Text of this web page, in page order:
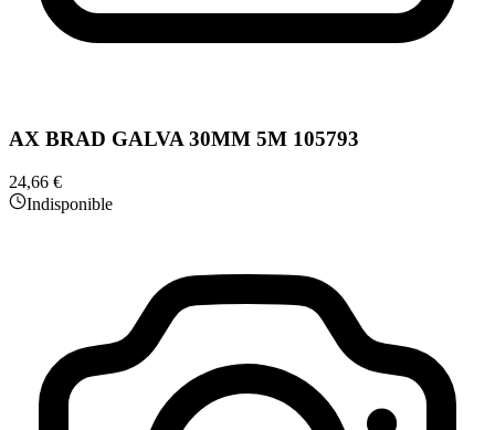
AX BRAD GALVA 30MM 5M 105793
24,66 €
Indisponible